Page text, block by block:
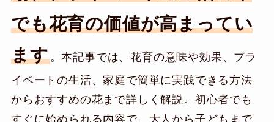
でも花育の価値が高まってい
ます。本記事では、花育の意味や効果、プラ
イベートの生活、家庭で簡単に実践できる方法
からおすすめの花まで詳しく解説。初心者でも
すぐに始められる内容で、大人から子どもまで